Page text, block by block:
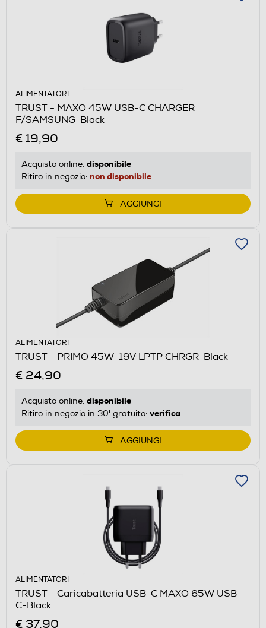
ALIMENTATORI
TRUST - MAXO 45W USB-C CHARGER
F/SAMSUNG-Black
€ 19,90
Acquisto online: disponibile
Ritiro in negozio: non disponibile
AGGIUNGI
ALIMENTATORI
TRUST - PRIMO 45W-19V LPTP CHRGR-Black
€ 24,90
Acquisto online: disponibile
Ritiro in negozio in 30' gratuito: verifica
AGGIUNGI
ALIMENTATORI
TRUST - Caricabatteria USB-C MAXO 65W USB-
C-Black
€ 37,90